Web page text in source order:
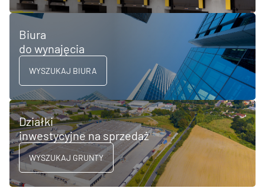
Biura
do wynajęcia
WYSZUKAJ BIURA
Działki
inwestycyjne na sprzedaż
WYSZUKAJ GRUNTY